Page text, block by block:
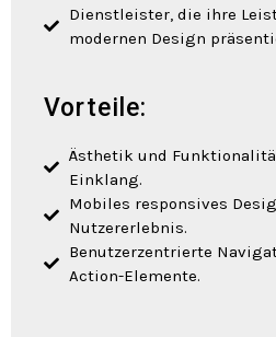
Dienstleister, die ihre
modernen Design
Vorteile:
Ästhetik und
Einklang.
Mobiles responsives
Nutzererlebnis.
Benutzerzentrierte
Action-Elemente.